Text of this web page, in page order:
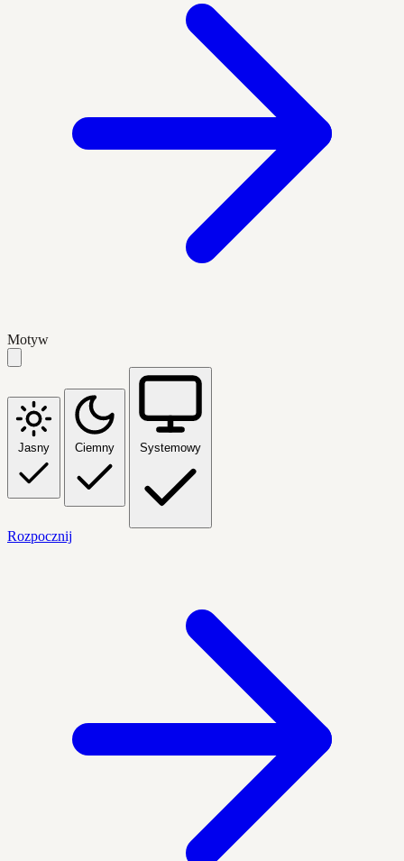
Motyw
Jasny Ciemny Systemowy
Rozpocznij